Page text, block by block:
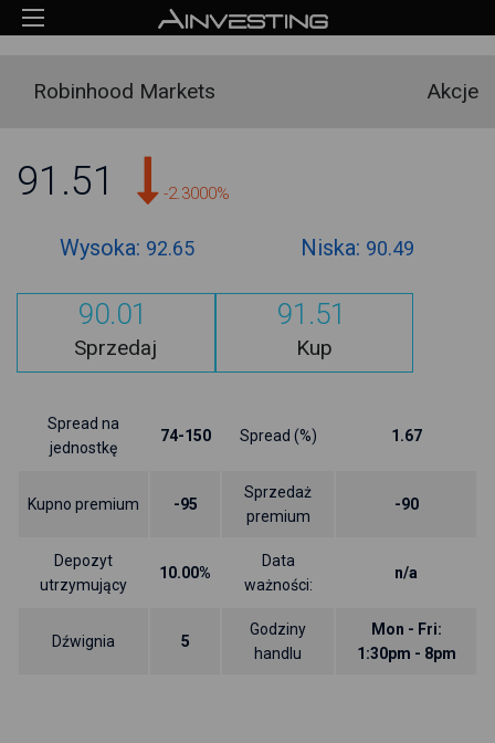
Robinhood Markets Akcje
91.51 -2.3000%
Wysoka: 92.65 Niska: 90.49
90.01
Sprzedaj
91.51
Kup
Spread na
jednostkę
74-150 Spread (%) 1.67
Kupno premium -95
Sprzedaż
premium
-90
Depozyt
utrzymujący
10.00%
Data
ważności:
n/a
Dźwignia 5
Godziny
handlu
Mon - Fri:
1:30pm - 8pm